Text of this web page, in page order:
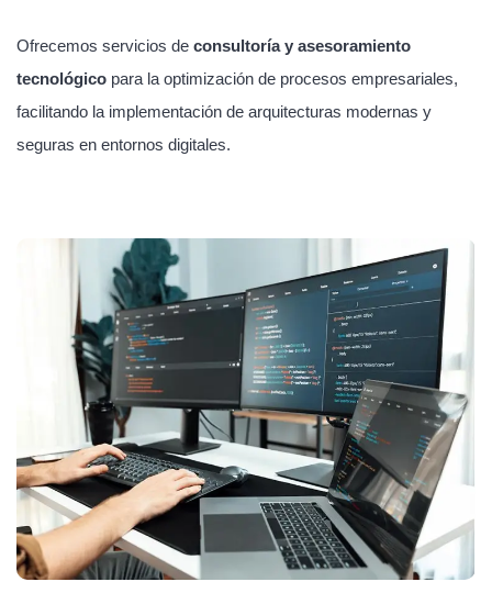
Ofrecemos servicios de consultoría y asesoramiento
tecnológico para la optimización de procesos empresariales,
facilitando la implementación de arquitecturas modernas y
seguras en entornos digitales.